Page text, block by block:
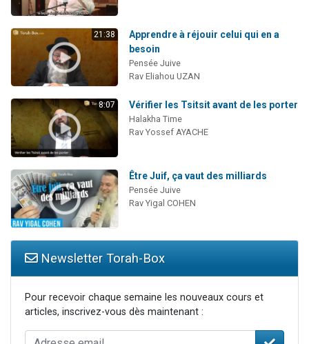
21:38
Apprendre à réjouir celui qui en a
besoin
Pensée Juive
Rav Eliahou UZAN
8:07 Vérifier les Tsitsit avant de les porter
Halakha Time
Rav Yossef AYACHE
Être Juif, ça vaut des milliards
Pensée Juive
Rav Yigal COHEN
Newsletter Torah-Box
Pour recevoir chaque semaine les nouveaux cours et
articles, inscrivez-vous dès maintenant :